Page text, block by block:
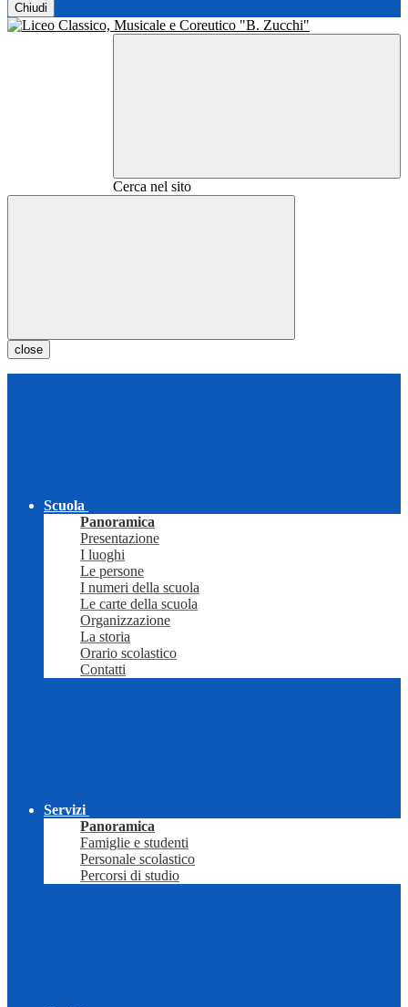
Chiudi
Cerca nel sito
close
Scuola
Panoramica
Presentazione
I luoghi
Le persone
I numeri della scuola
Le carte della scuola
Organizzazione
La storia
Orario scolastico
Contatti
Servizi
Panoramica
Famiglie e studenti
Personale scolastico
Percorsi di studio